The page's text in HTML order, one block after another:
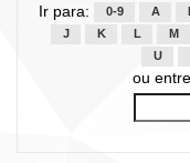
Ir para: 0-9 A
J
K L M
U
ou